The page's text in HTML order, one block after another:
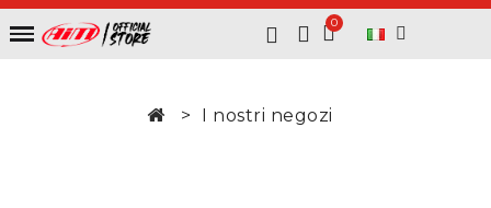
I nostri negozi